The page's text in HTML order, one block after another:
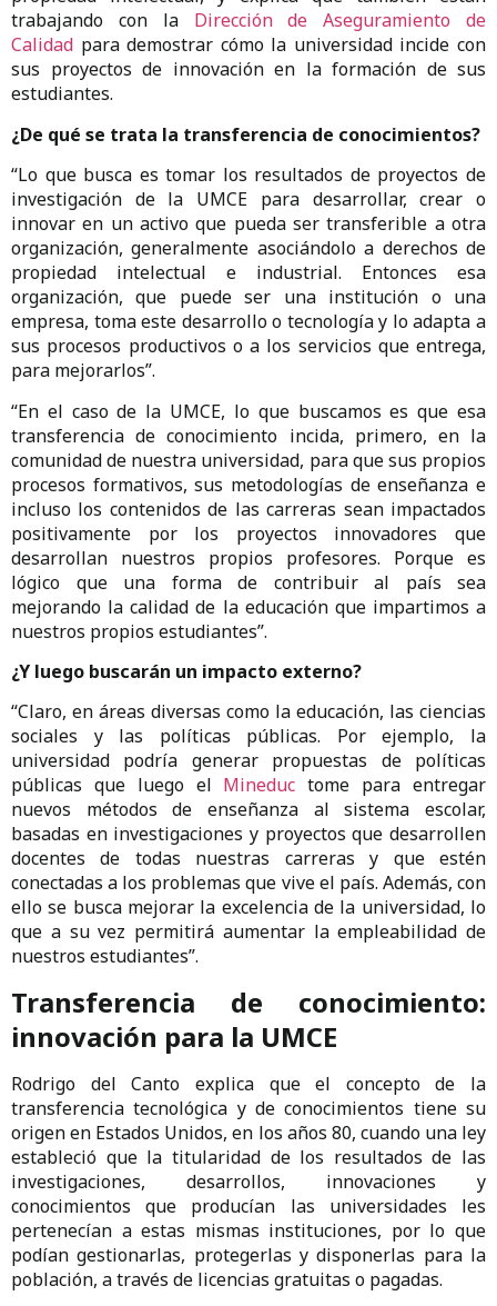
trabajando con la Dirección de Aseguramiento de
Calidad para demostrar cómo la universidad incide con
sus proyectos de innovación en la formación de sus
estudiantes.
¿De qué se trata la transferencia de conocimientos?
“Lo que busca es tomar los resultados de proyectos de
investigación de la UMCE para desarrollar, crear o
innovar en un activo que pueda ser transferible a otra
organización, generalmente asociándolo a derechos de
propiedad intelectual e industrial. Entonces esa
organización, que puede ser una institución o una
empresa, toma este desarrollo o tecnología y lo adapta a
sus procesos productivos o a los servicios que entrega,
para mejorarlos”.
“En el caso de la UMCE, lo que buscamos es que esa
transferencia de conocimiento incida, primero, en la
comunidad de nuestra universidad, para que sus propios
procesos formativos, sus metodologías de enseñanza e
incluso los contenidos de las carreras sean impactados
positivamente por los proyectos innovadores que
desarrollan nuestros propios profesores. Porque es
lógico que una forma de contribuir al país sea
mejorando la calidad de la educación que impartimos a
nuestros propios estudiantes”.
¿Y luego buscarán un impacto externo?
“Claro, en áreas diversas como la educación, las ciencias
sociales y las políticas públicas. Por ejemplo, la
universidad podría generar propuestas de políticas
públicas que luego el Mineduc tome para entregar
nuevos métodos de enseñanza al sistema escolar,
basadas en investigaciones y proyectos que desarrollen
docentes de todas nuestras carreras y que estén
conectadas a los problemas que vive el país. Además, con
ello se busca mejorar la excelencia de la universidad, lo
que a su vez permitirá aumentar la empleabilidad de
nuestros estudiantes”.
Transferencia de conocimiento:
innovación para la UMCE
Rodrigo del Canto explica que el concepto de la
transferencia tecnológica y de conocimientos tiene su
origen en Estados Unidos, en los años 80, cuando una ley
estableció que la titularidad de los resultados de las
investigaciones, desarrollos, innovaciones y
conocimientos que producían las universidades les
pertenecían a estas mismas instituciones, por lo que
podían gestionarlas, protegerlas y disponerlas para la
población, a través de licencias gratuitas o pagadas.